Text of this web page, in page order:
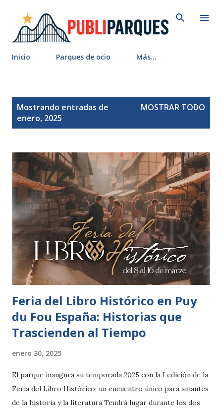
Inicio Parques de ocio Más…
Mostrando entradas de
enero, 2025
MOSTRAR TODO
Feria del Libro Histórico en Puy
du Fou España: Historias que
Trascienden al Tiempo
enero 30, 2025
El parque inaugura su temporada 2025 con la I edición de la
Feria del Libro Histórico: un encuentro único para amantes
de la historia y la literatura Tendrá lugar durante los dos